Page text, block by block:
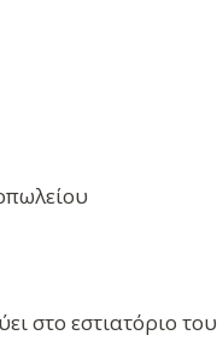
στο εστιατόριο του